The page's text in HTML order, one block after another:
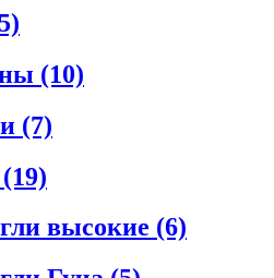
(10)
(7)
(19)
высокие (6)